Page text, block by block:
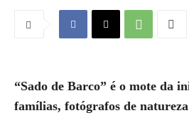
“Sado de Barco” é o mote da
famílias, fotógrafos de